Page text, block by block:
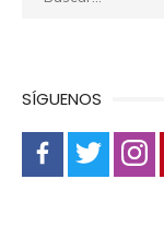
SÍGUENOS